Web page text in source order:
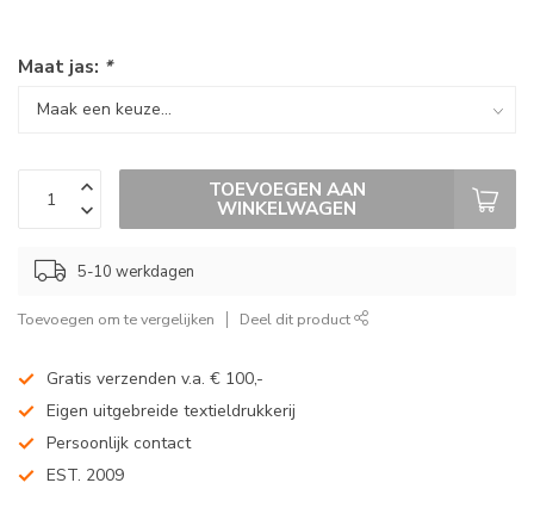
Maat jas: *
TOEVOEGEN AAN
WINKELWAGEN
5-10 werkdagen
Toevoegen om te vergelijken Deel dit product
Gratis verzenden v.a. € 100,-
Eigen uitgebreide textieldrukkerij
Persoonlijk contact
EST. 2009